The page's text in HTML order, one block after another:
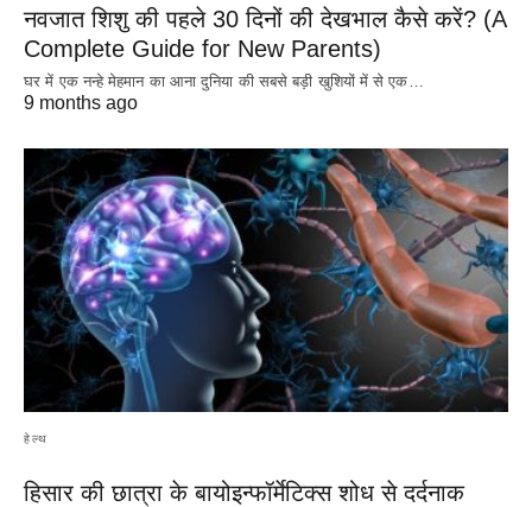
नवजात शिशु की पहले 30 दिनों की देखभाल कैसे करें? (A
Complete Guide for New Parents)
घर में एक नन्हे मेहमान का आना दुनिया की सबसे बड़ी खुशियों में से एक…
9 months ago
हेल्थ
हिसार की छात्रा के बायोइन्फॉर्मेटिक्स शोध से दर्दनाक